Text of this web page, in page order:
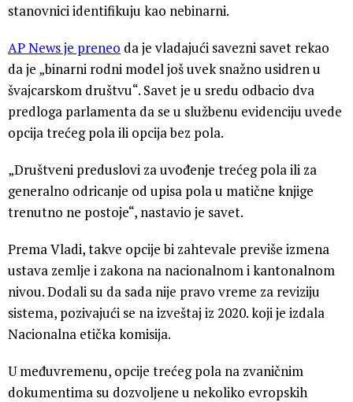
stanovnici identifikuju kao nebinarni.
AP News je preneo da je vladajući savezni savet rekao
da je „binarni rodni model još uvek snažno usidren u
švajcarskom društvu“. Savet je u sredu odbacio dva
predloga parlamenta da se u službenu evidenciju uvede
opcija trećeg pola ili opcija bez pola.
„Društveni preduslovi za uvođenje trećeg pola ili za
generalno odricanje od upisa pola u matične knjige
trenutno ne postoje“, nastavio je savet.
Prema Vladi, takve opcije bi zahtevale previše izmena
ustava zemlje i zakona na nacionalnom i kantonalnom
nivou. Dodali su da sada nije pravo vreme za reviziju
sistema, pozivajući se na izveštaj iz 2020. koji je izdala
Nacionalna etička komisija.
U međuvremenu, opcije trećeg pola na zvaničnim
dokumentima su dozvoljene u nekoliko evropskih